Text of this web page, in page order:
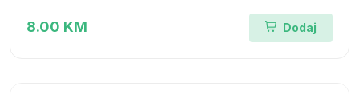
8.00 KM Dodaj